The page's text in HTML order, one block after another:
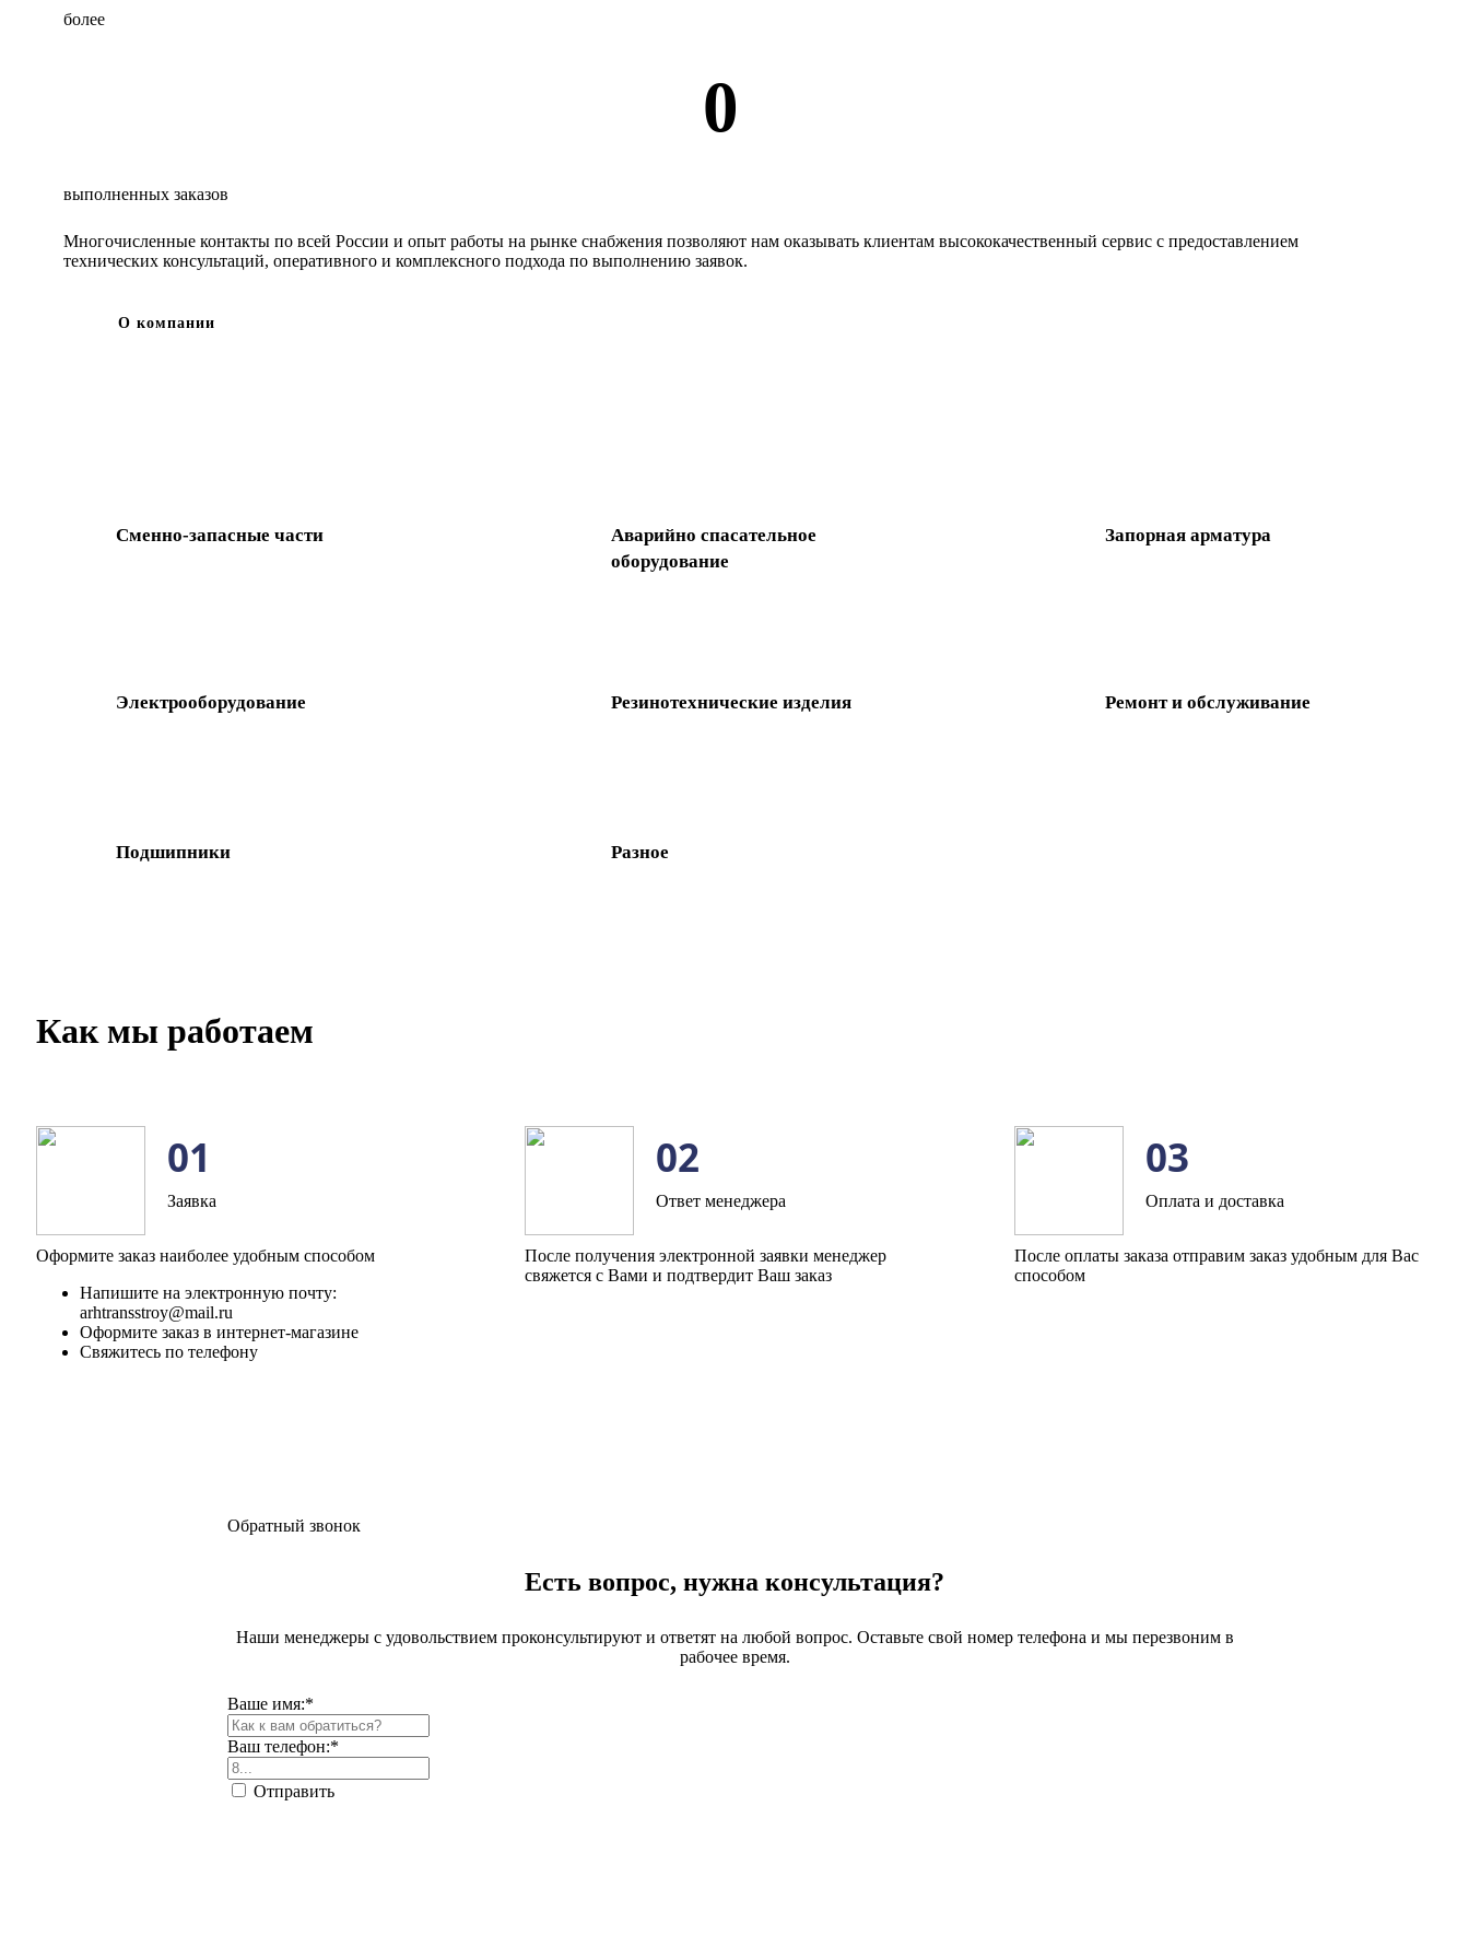
более
0
выполненных заказов
Многочисленные контакты по всей России и опыт работы на рынке снабжения позволяют нам оказывать клиентам высококачественный сервис с предоставлением
технических консультаций, оперативного и комплексного подхода по выполнению заявок.
О компании
Сменно-запасные части
Аварийно спасательное
оборудование
Запорная арматура
Электрооборудование Резинотехнические изделия Ремонт и обслуживание
Подшипники Разное
Как мы работаем
01
Заявка
Оформите заказ наиболее удобным способом
Напишите на электронную почту:
arhtransstroy@mail.ru
Оформите заказ в интернет-магазине
Свяжитесь по телефону
02
Ответ менеджера
После получения электронной заявки менеджер
свяжется с Вами и подтвердит Ваш заказ
03
Оплата и доставка
После оплаты заказа отправим заказ удобным для Вас
способом
Обратный звонок
Есть вопрос, нужна консультация?
Наши менеджеры с удовольствием проконсультируют и ответят на любой вопрос. Оставьте свой номер телефона и мы перезвоним в
рабочее время.
Ваше имя:*
Ваш телефон:*
Отправить